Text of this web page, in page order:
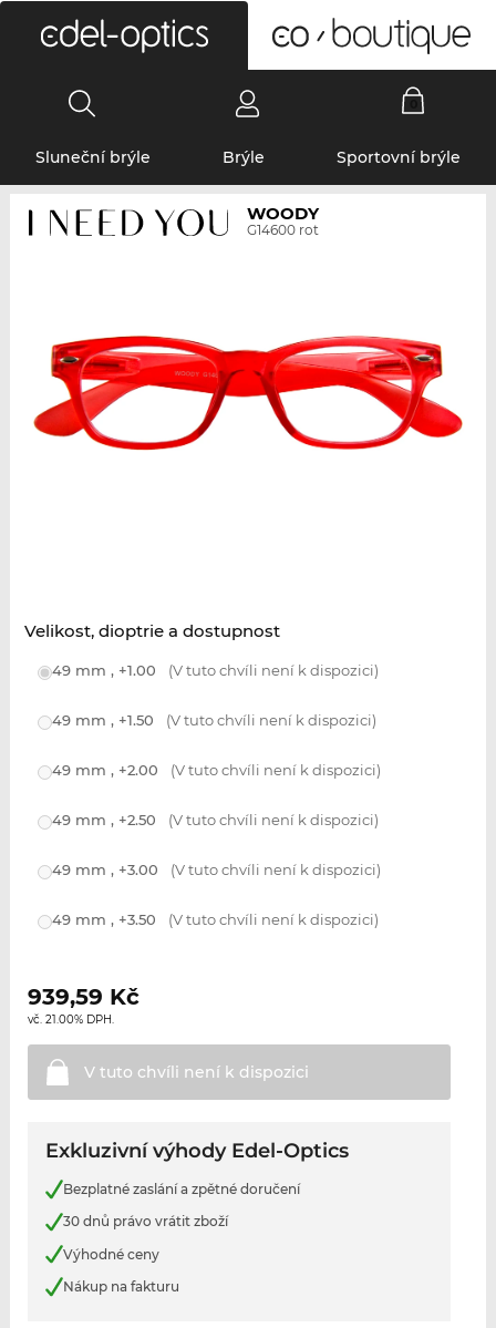
Sluneční brýle Brýle Sportovní brýle
WOODY
G14600 rot
Velikost, dioptrie a dostupnost
49 mm , +1.00 (V tuto chvíli není k dispozici)
49 mm , +1.50 (V tuto chvíli není k dispozici)
49 mm , +2.00 (V tuto chvíli není k dispozici)
49 mm , +2.50 (V tuto chvíli není k dispozici)
49 mm , +3.00 (V tuto chvíli není k dispozici)
49 mm , +3.50 (V tuto chvíli není k dispozici)
939,59 Kč
vč. 21.00% DPH.
V tuto chvíli není k dispozici
Exkluzivní výhody Edel-Optics
Bezplatné zaslání a zpětné doručení
30 dnů právo vrátit zboží
Výhodné ceny
Nákup na fakturu